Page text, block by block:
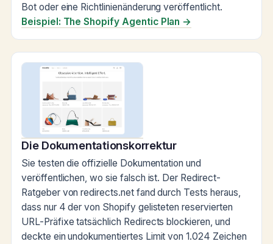
Bot oder eine Richtlinienänderung veröffentlicht.
Beispiel: The Shopify Agentic Plan →
Die Dokumentationskorrektur
Sie testen die offizielle Dokumentation und
veröffentlichen, wo sie falsch ist. Der Redirect-
Ratgeber von redirects.net fand durch Tests heraus,
dass nur 4 der von Shopify gelisteten reservierten
URL-Präfixe tatsächlich Redirects blockieren, und
deckte ein undokumentiertes Limit von 1.024 Zeichen